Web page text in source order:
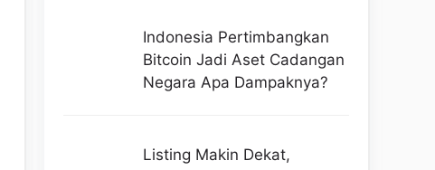
Indonesia Pertimbangkan
Bitcoin Jadi Aset Cadangan
Negara Apa Dampaknya?
Listing Makin Dekat,